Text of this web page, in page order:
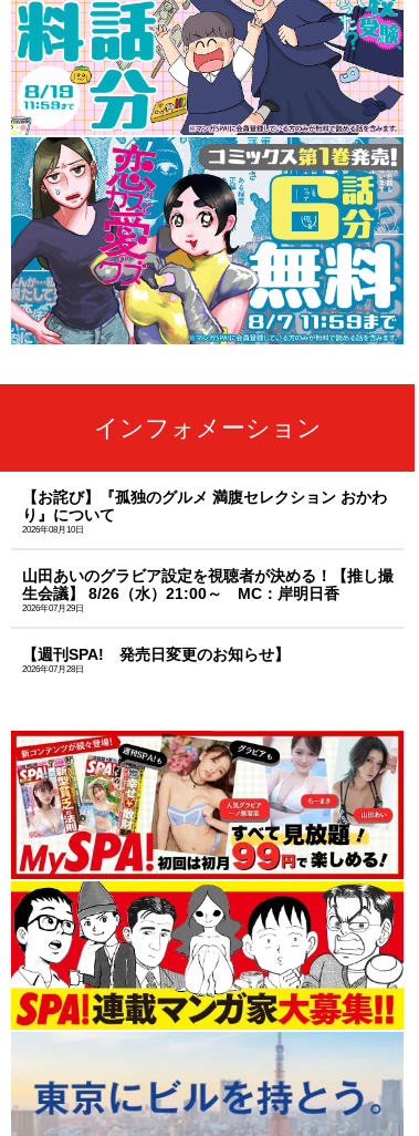
インフォメーション
【お詫び】『孤独のグルメ 満腹セレクション おかわ
り』について
2026年08月10日
山田あいのグラビア設定を視聴者が決める！【推し撮
生会議】 8/26（水）21:00～ MC：岸明日香
2026年07月29日
【週刊SPA! 発売日変更のお知らせ】
2026年07月28日